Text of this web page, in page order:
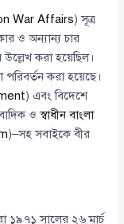
War Affairs) সূত্র
ও অন্যান্য চার
উল্লেখ করা হয়েছিল।
পরিবর্তন করা হয়েছে।
) এবং বিদেশে
ওস্বাধীন বাংলা
)–সহ সবাইকে বীর
১৯৭১ সালের ২৬ মার্চ